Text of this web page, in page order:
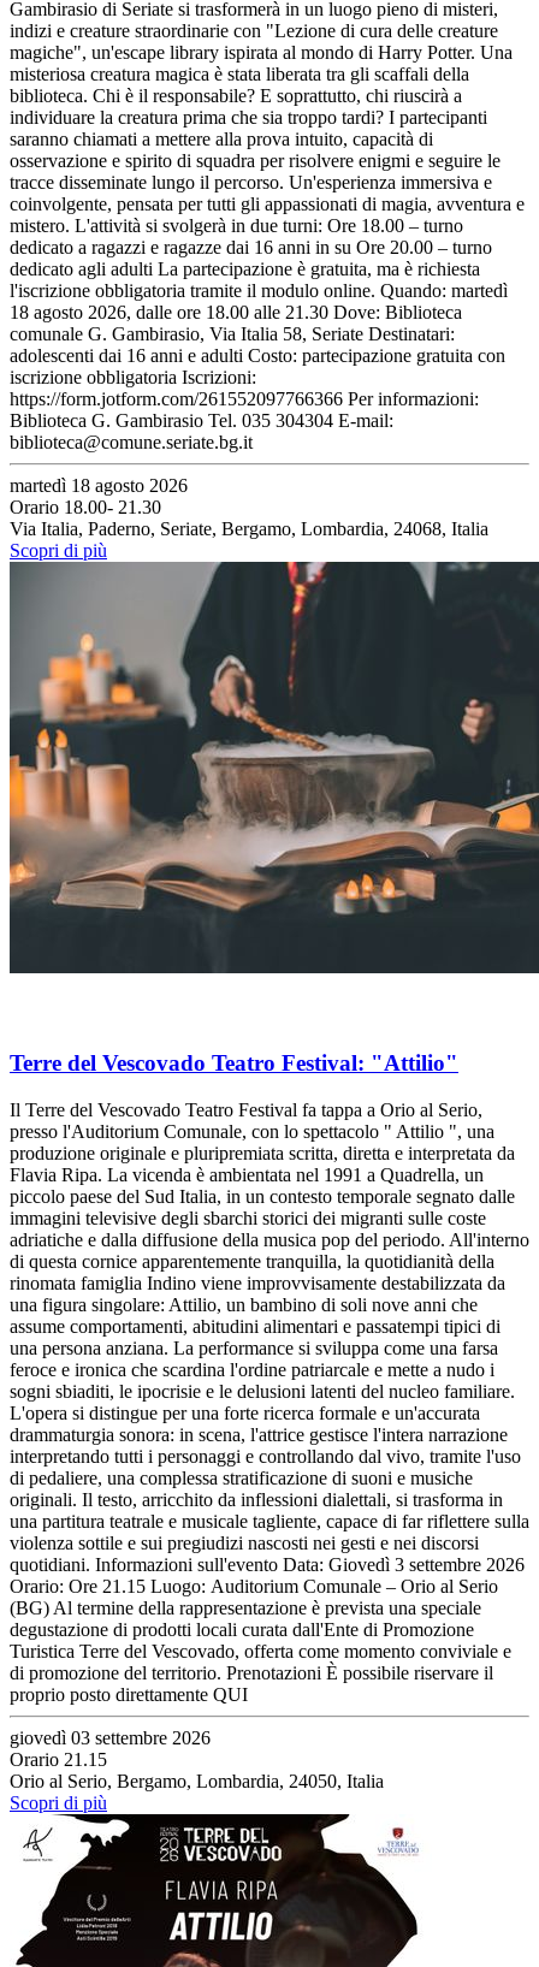
Gambirasio di Seriate si trasformerà in un luogo pieno di misteri,
indizi e creature straordinarie con "Lezione di cura delle creature
magiche", un'escape library ispirata al mondo di Harry Potter. Una
misteriosa creatura magica è stata liberata tra gli scaffali della
biblioteca. Chi è il responsabile? E soprattutto, chi riuscirà a
individuare la creatura prima che sia troppo tardi? I partecipanti
saranno chiamati a mettere alla prova intuito, capacità di
osservazione e spirito di squadra per risolvere enigmi e seguire le
tracce disseminate lungo il percorso. Un'esperienza immersiva e
coinvolgente, pensata per tutti gli appassionati di magia, avventura e
mistero. L'attività si svolgerà in due turni: Ore 18.00 – turno
dedicato a ragazzi e ragazze dai 16 anni in su Ore 20.00 – turno
dedicato agli adulti La partecipazione è gratuita, ma è richiesta
l'iscrizione obbligatoria tramite il modulo online. Quando: martedì
18 agosto 2026, dalle ore 18.00 alle 21.30 Dove: Biblioteca
comunale G. Gambirasio, Via Italia 58, Seriate Destinatari:
adolescenti dai 16 anni e adulti Costo: partecipazione gratuita con
iscrizione obbligatoria Iscrizioni:
https://form.jotform.com/261552097766366 Per informazioni:
Biblioteca G. Gambirasio Tel. 035 304304 E-mail:
biblioteca@comune.seriate.bg.it
martedì 18 agosto 2026
Orario 18.00- 21.30
Via Italia, Paderno, Seriate, Bergamo, Lombardia, 24068, Italia
Scopri di più
Terre del Vescovado Teatro Festival: "Attilio"
Il Terre del Vescovado Teatro Festival fa tappa a Orio al Serio,
presso l'Auditorium Comunale, con lo spettacolo " Attilio ", una
produzione originale e pluripremiata scritta, diretta e interpretata da
Flavia Ripa. La vicenda è ambientata nel 1991 a Quadrella, un
piccolo paese del Sud Italia, in un contesto temporale segnato dalle
immagini televisive degli sbarchi storici dei migranti sulle coste
adriatiche e dalla diffusione della musica pop del periodo. All'interno
di questa cornice apparentemente tranquilla, la quotidianità della
rinomata famiglia Indino viene improvvisamente destabilizzata da
una figura singolare: Attilio, un bambino di soli nove anni che
assume comportamenti, abitudini alimentari e passatempi tipici di
una persona anziana. La performance si sviluppa come una farsa
feroce e ironica che scardina l'ordine patriarcale e mette a nudo i
sogni sbiaditi, le ipocrisie e le delusioni latenti del nucleo familiare.
L'opera si distingue per una forte ricerca formale e un'accurata
drammaturgia sonora: in scena, l'attrice gestisce l'intera narrazione
interpretando tutti i personaggi e controllando dal vivo, tramite l'uso
di pedaliere, una complessa stratificazione di suoni e musiche
originali. Il testo, arricchito da inflessioni dialettali, si trasforma in
una partitura teatrale e musicale tagliente, capace di far riflettere sulla
violenza sottile e sui pregiudizi nascosti nei gesti e nei discorsi
quotidiani. Informazioni sull'evento Data: Giovedì 3 settembre 2026
Orario: Ore 21.15 Luogo: Auditorium Comunale – Orio al Serio
(BG) Al termine della rappresentazione è prevista una speciale
degustazione di prodotti locali curata dall'Ente di Promozione
Turistica Terre del Vescovado, offerta come momento conviviale e
di promozione del territorio. Prenotazioni È possibile riservare il
proprio posto direttamente QUI
giovedì 03 settembre 2026
Orario 21.15
Orio al Serio, Bergamo, Lombardia, 24050, Italia
Scopri di più